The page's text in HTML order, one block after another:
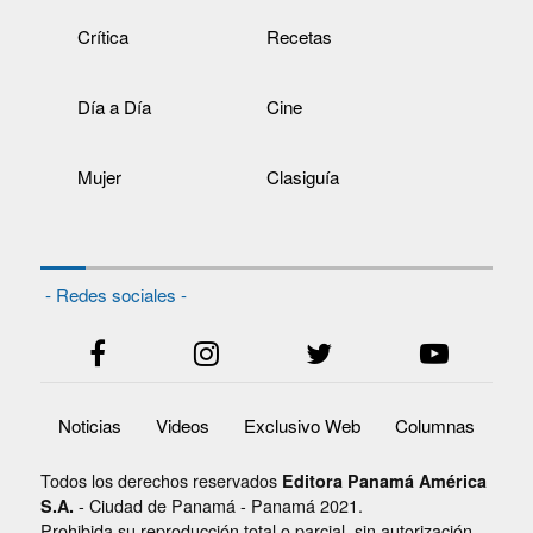
Crítica Recetas
Día a Día Cine
Mujer Clasiguía
- Redes sociales -
Noticias Videos Exclusivo Web Columnas
Todos los derechos reservados Editora Panamá América
S.A. - Ciudad de Panamá - Panamá 2021.